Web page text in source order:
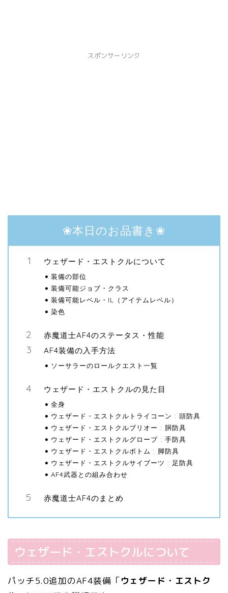
スポンサーリンク
❀本日のお品書き❀
ウェザード・エストクルについて
装備の部位
装備可能ジョブ・クラス
装備可能レベル・IL（アイテムレベル）
染色
赤魔道士AF4のステータス・性能
AF4装備の入手方法
ソーサラーのロールクエスト一覧
ウェザード・エストクルの見た目
全身
ウェザード・エストクルトライコーン : 頭防具
ウェザード・エストクルブリオー : 胴防具
ウェザード・エストクルグローブ : 手防具
ウェザード・エストクルボトム : 脚防具
ウェザード・エストクルサイブーツ : 足防具
AF4武器との組み合わせ
赤魔道士AF4のまとめ
ウェザード・エストクルについて
パッチ5.0追加のAF4装備「ウェザード・エストク